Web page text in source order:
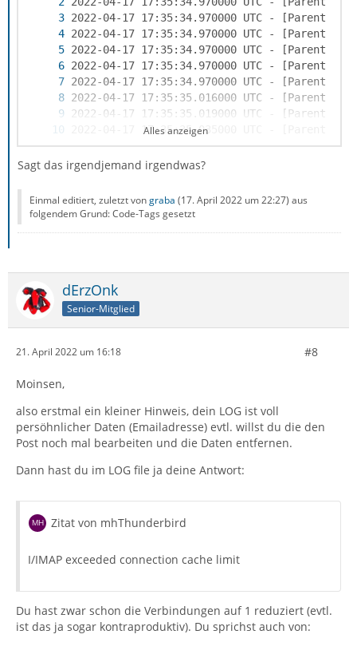
Alles anzeigen
Sagt das irgendjemand irgendwas?
Einmal editiert, zuletzt vongraba (17. April 2022 um 22:27) aus
folgendem Grund: Code-Tags gesetzt
dErzOnk
Senior-Mitglied
21. April 2022 um 16:18 #8
Moinsen,
also erstmal ein kleiner Hinweis, dein LOG ist voll
persöhnlicher Daten (Emailadresse) evtl. willst du die den
Post noch mal bearbeiten und die Daten entfernen.
Dann hast du im LOG file ja deine Antwort:
Zitat von mhThunderbird
I/IMAP exceeded connection cache limit
Du hast zwar schon die Verbindungen auf 1 reduziert (evtl.
ist das ja sogar kontraproduktiv). Du sprichst auch von: